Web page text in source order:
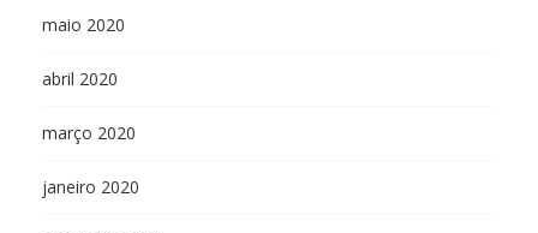
maio 2020
abril 2020
março 2020
janeiro 2020